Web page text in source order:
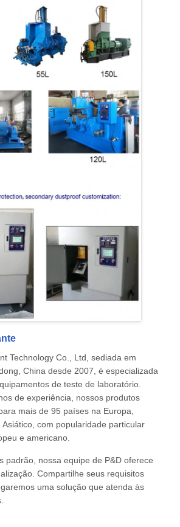
Technology Co., Ltd, sediada em
China desde 2007, é especializada
de teste de laboratório.
de experiência, nossos produtos
mais de 95 países na Europa,
com popularidade particular
e americano.
padrão, nossa equipe de P&D oferece
Compartilhe seus requisitos
uma solução que atenda às